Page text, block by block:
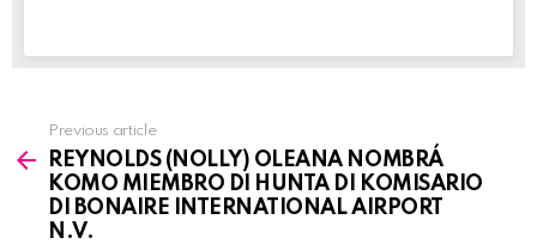
more
Previous article
REYNOLDS (NOLLY) OLEANA NOMBRÁ
KOMO MIEMBRO DI HUNTA DI KOMISARIO
DI BONAIRE INTERNATIONAL AIRPORT
N.V.